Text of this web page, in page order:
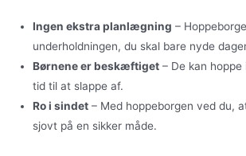
Ingen ekstra planlægning –
underholdningen, du skal bare nyde
Børnene er beskæftiget – De kan
tid til at slappe af.
Ro i sindet – Med hoppeborgen ved du,
sjovt på en sikker måde.